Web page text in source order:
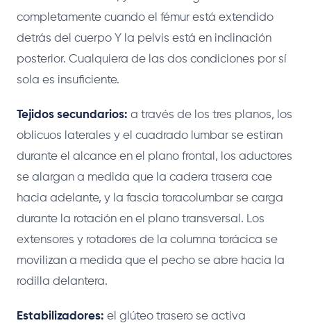
completamente cuando el fémur está extendido
detrás del cuerpo Y la pelvis está en inclinación
posterior. Cualquiera de las dos condiciones por sí
sola es insuficiente.
Tejidos secundarios: a través de los tres planos, los
oblicuos laterales y el cuadrado lumbar se estiran
durante el alcance en el plano frontal, los aductores
se alargan a medida que la cadera trasera cae
hacia adelante, y la fascia toracolumbar se carga
durante la rotación en el plano transversal. Los
extensores y rotadores de la columna torácica se
movilizan a medida que el pecho se abre hacia la
rodilla delantera.
Estabilizadores: el glúteo trasero se activa